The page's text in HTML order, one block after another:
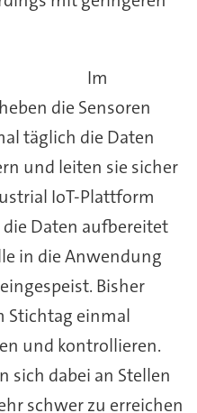
Im
die Sensoren
täglich die Daten
und leiten sie sicher
IoT-Plattform
Daten aufbereitet
in die Anwendung
Bisher
Stichtag einmal
und kontrollieren.
sich dabei an Stellen
schwer zu erreichen